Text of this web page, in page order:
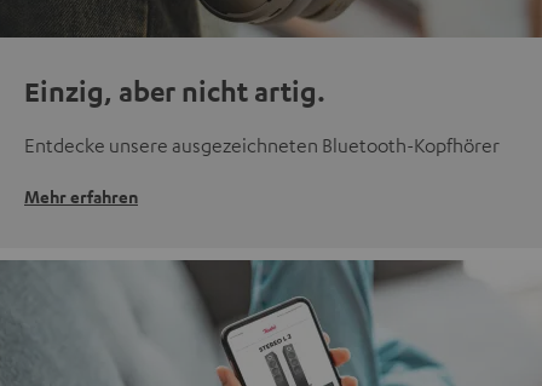
Einzig, aber nicht artig.
Entdecke unsere ausgezeichneten Bluetooth-Kopfhörer
Mehr erfahren